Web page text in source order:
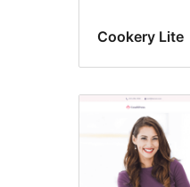
Cookery Lite